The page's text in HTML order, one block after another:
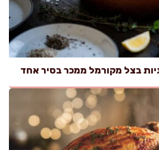
בצל מקורמל ממכר בסיר אחד